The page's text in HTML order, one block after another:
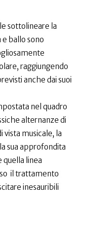
sottolineare la
e ballo sono
raggiungendo
anche dai suoi
nel quadro
alternanze di
musicale, la
sua approfondita
quella linea
il trattamento
inesauribili